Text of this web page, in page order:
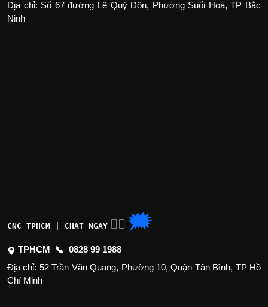
Địa chỉ: Số 67 đường Lê Quý Đôn, Phường Suối Hoa, TP Bắc
Ninh
CNC TPHCM | CHAT NGAY 👉🏽 🗯
TPHCM 📞 0828 99 1988
Địa chỉ: 52 Trần Văn Quang, Phường 10, Quận Tân Bình, TP Hồ
Chí Minh